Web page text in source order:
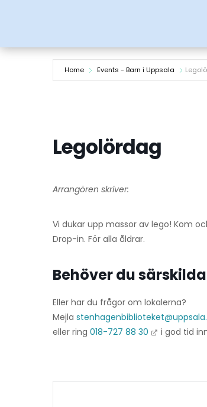
Home Events - Barn i Uppsala
Legolördag
Arrangören skriver:
Vi dukar upp massor av lego! Kom
Drop-in. För alla åldrar.
Behöver du
Eller har du frågor om lokalerna?
Mejla
eller ring 018-727 88 30 i god tid